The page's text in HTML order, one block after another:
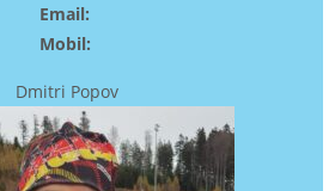
Email:
Mobil:
Dmitri Popov